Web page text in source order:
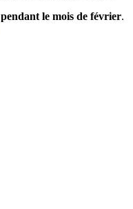
pendant le mois de février.